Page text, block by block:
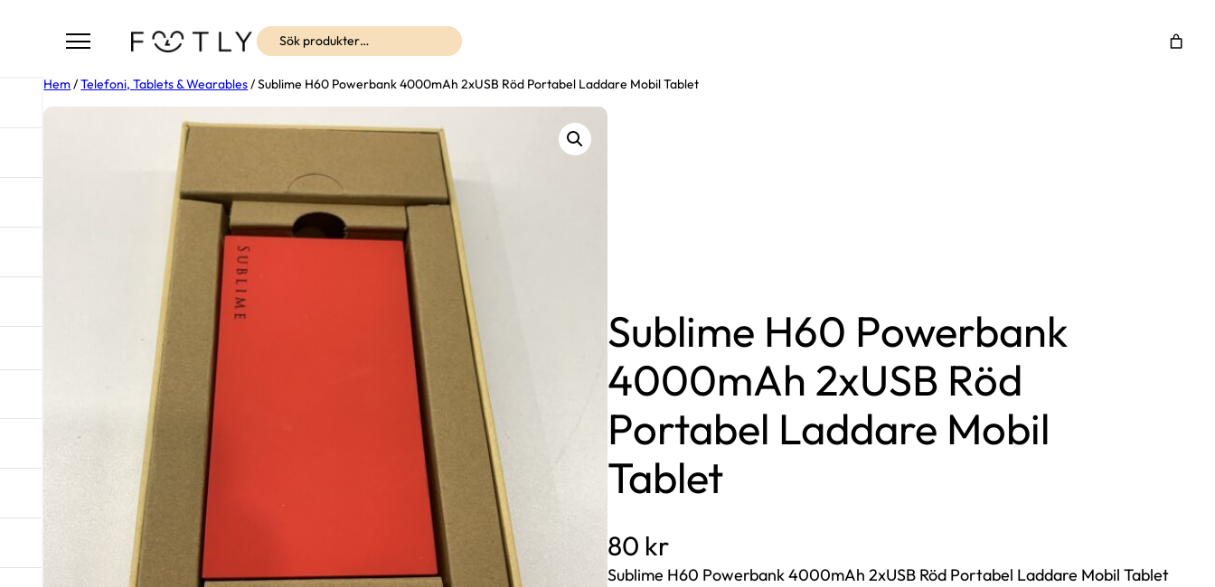
Sök
Hem/Telefoni, Tablets & Wearables/ Sublime H60 Powerbank 4000mAh 2xUSB Röd Portabel Laddare Mobil Tablet
Sublime H60 Powerbank
4000mAh 2xUSB Röd
Portabel Laddare Mobil
Tablet
80 kr
Sublime H60 Powerbank 4000mAh 2xUSB Röd Portabel Laddare Mobil Tablet